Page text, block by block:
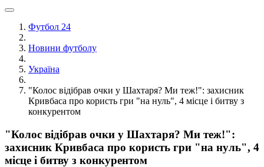
Футбол 24
Новини футболу
Україна
"Колос відібрав очки у Шахтаря? Ми теж!": захисник
Кривбаса про користь гри "на нуль", 4 місце і битву з
конкурентом
"Колос відібрав очки у Шахтаря? Ми теж!":
захисник Кривбаса про користь гри "на нуль", 4
місце і битву з конкурентом